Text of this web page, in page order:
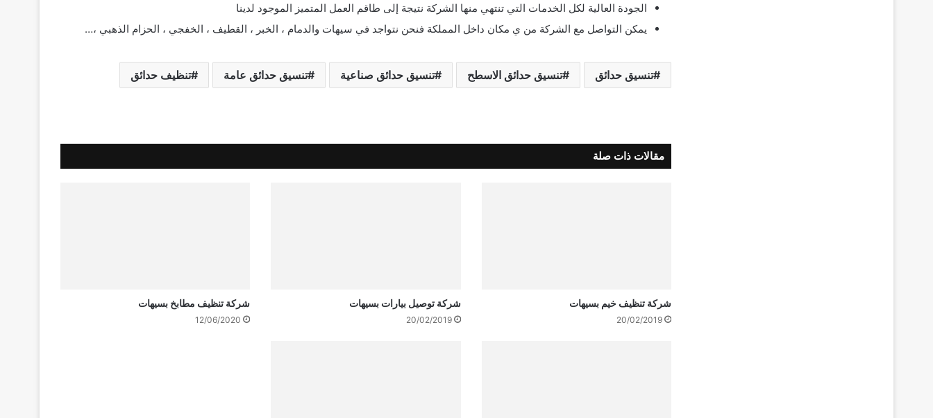
الجودة العالية لكل الخدمات التي تنتهي منها الشركة نتيجة إلى طاقم العمل المتميز الموجود لدينا
يمكن التواصل مع الشركة من ي مكان داخل المملكة فنحن نتواجد في سيهات والدمام ، الخبر ، القطيف ، الخفجي ، الحزام الذهبي ،…
تنسيق حدائق تنسيق حدائق الاسطح تنسيق حدائق صناعية تنسيق حدائق عامة تنظيف حدائق
مقالات ذات صلة
شركة تنظيف خيم بسيهات
20/02/2019
شركة توصيل بيارات بسيهات
20/02/2019
شركة تنظيف مطابخ بسيهات
12/06/2020